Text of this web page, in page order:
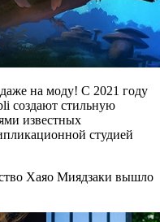
на моду! С 2021 году
создают стильную
известных
студией